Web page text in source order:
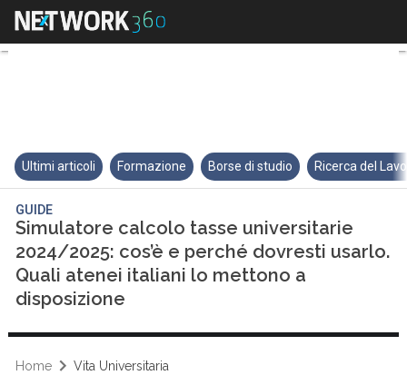
Simulatore calcolo tasse
Ultimi articoli Formazione Borse di studio Ricerca del
GUIDE
Simulatore calcolo tasse universitarie
2024/2025: cos’è e perché dovresti usarlo.
Quali atenei italiani lo mettono a
disposizione
Home Vita Universitaria